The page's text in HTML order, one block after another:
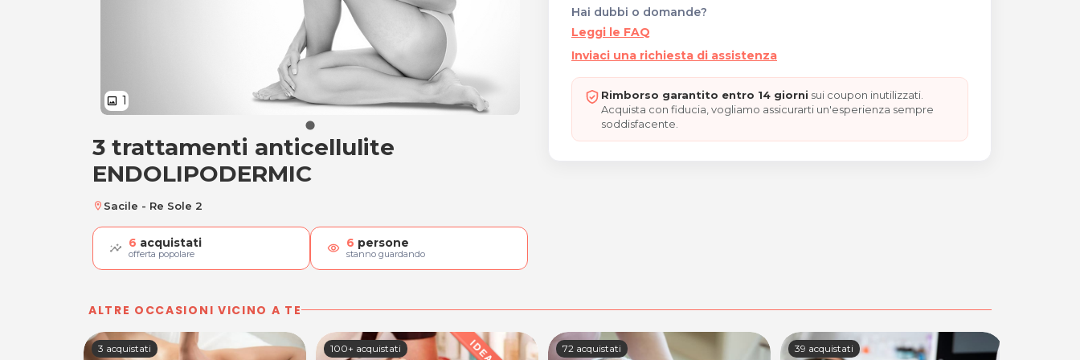
image 1
3 trattamenti anticellulite ENDOLIPODERMIC
3 trattamenti anticellulite
ENDOLIPODERMIC
location_on Sacile - Re Sole 2
6 acquistati
offerta popolare visibility 6 persone
stanno guardando
Hai dubbi o domande?
Leggi le FAQ
Inviaci una richiesta di assistenza
Rimborso garantito entro 14 giorni sui coupon inutilizzati.
Acquista con fiducia, vogliamo assicurarti un'esperienza sempre
soddisfacente.
ALTRE OCCASIONI VICINO A TE
3 acquistati 100+ acquistati 72 acquistati 39 acquistati